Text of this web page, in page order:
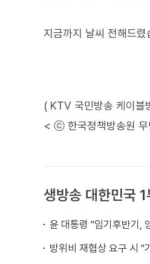
지금까지 날씨 전해드렸
( KTV 국민방송 케이블
< ⓒ 한국정책방송원 무
생방송 대한민국 1
윤 대통령 "임기후반기,
방위비 재협상 요구 시 "